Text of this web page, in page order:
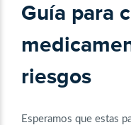
Guía para
riesgos
Esperamos que estas